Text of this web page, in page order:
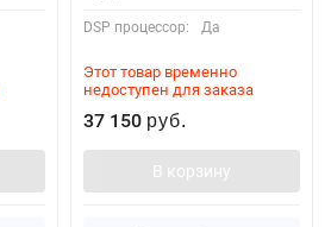
DSP процессор: Да
Этот товар временно
недоступен для заказа
37 150 руб.
В корзину